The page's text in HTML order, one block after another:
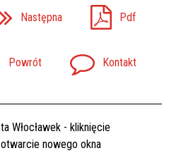
Następna Pdf
Powrót Kontakt